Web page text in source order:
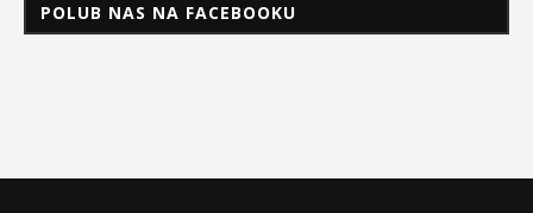
POLUB NAS NA FACEBOOKU